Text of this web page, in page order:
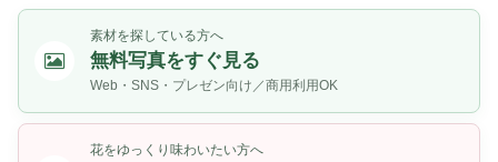
素材を探している方へ
無料写真をすぐ見る
Web・SNS・プレゼン向け／商用利用OK
花をゆっくり味わいたい方へ